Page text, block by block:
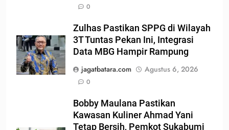
0
Zulhas Pastikan SPPG di Wilayah
3T Tuntas Pekan Ini, Integrasi
Data MBG Hampir Rampung
jagatbatara.com
Agustus 6, 2026
0
Bobby Maulana Pastikan
Kawasan Kuliner Ahmad Yani
Tetap Bersih, Pemkot Sukabumi